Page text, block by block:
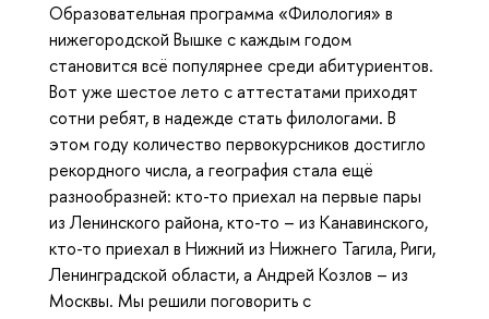
Образовательная программа «Филология» в
нижегородской Вышке с каждым годом
становится всё популярнее среди абитуриентов.
Вот уже шестое лето с аттестатами приходят
сотни ребят, в надежде стать филологами. В
этом году количество первокурсников достигло
рекордного числа, а география стала ещё
разнообразней: кто-то приехал на первые пары
из Ленинского района, кто-то – из Канавинского,
кто-то приехал в Нижний из Нижнего Тагила, Риги,
Ленинградской области, а Андрей Козлов – из
Москвы. Мы решили поговорить с